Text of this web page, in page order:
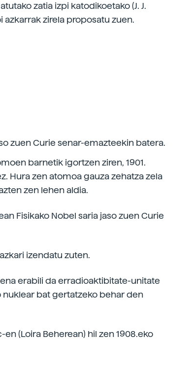
zatia izpi katodikoetako (J. J.
zirela proposatu zuen.
zuen Curie senar-emazteekin batera.
barnetik igortzen ziren, 1901.
Hura zen atomoa gauza zehatza zela
zen lehen aldia.
Fisikako Nobel saria jaso zuen Curie
izendatu zuten.
erabili da erradioaktibitate-unitate
bat gertatzeko behar den
(Loira Beherean) hil zen 1908.eko